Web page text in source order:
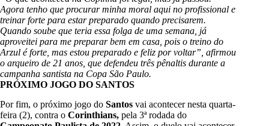
Agora tenho que procurar minha moral aqui no profissional e
treinar forte para estar preparado quando precisarem.
Quando soube que teria essa folga de uma semana, já
aproveitei para me preparar bem em casa, pois o treino do
Arzul é forte, mas estou preparado e feliz por voltar”, afirmou
o arqueiro de 21 anos, que defendeu três pênaltis durante a
campanha santista na Copa São Paulo.
PRÓXIMO JOGO DO SANTOS
Por fim, o próximo jogo do Santos vai acontecer nesta quarta-
feira (2), contra o Corinthians, pela 3ª rodada do